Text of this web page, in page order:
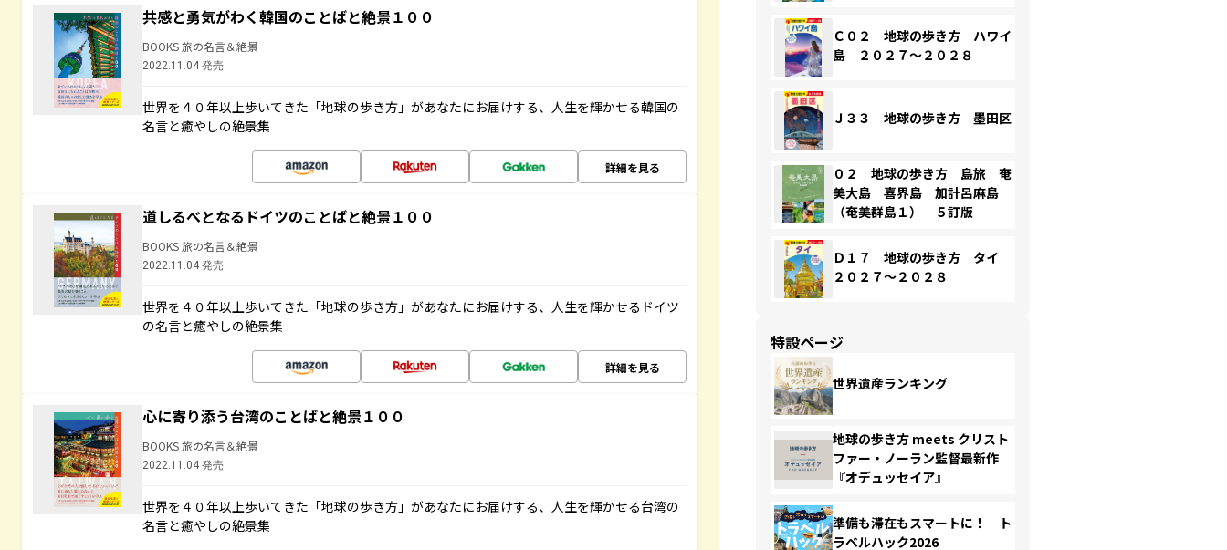
共感と勇気がわく韓国のことばと絶景１００
BOOKS 旅の名言＆絶景
2022.11.04 発売
世界を４０年以上歩いてきた「地球の歩き方」があなたにお届けする、人生を輝かせる韓国の
名言と癒やしの絶景集
詳細を見る
道しるべとなるドイツのことばと絶景１００
BOOKS 旅の名言＆絶景
2022.11.04 発売
世界を４０年以上歩いてきた「地球の歩き方」があなたにお届けする、人生を輝かせるドイツ
の名言と癒やしの絶景集
詳細を見る
心に寄り添う台湾のことばと絶景１００
BOOKS 旅の名言＆絶景
2022.11.04 発売
世界を４０年以上歩いてきた「地球の歩き方」があなたにお届けする、人生を輝かせる台湾の
名言と癒やしの絶景集
Ｃ０２ 地球の歩き方 ハワイ
島 ２０２７～２０２８
Ｊ３３ 地球の歩き方 墨田区
０２ 地球の歩き方 島旅 奄
美大島 喜界島 加計呂麻島
（奄美群島１） ５訂版
Ｄ１７ 地球の歩き方 タイ
２０２７～２０２８
特設ページ
世界遺産ランキング
地球の歩き方 meets クリスト
ファー・ノーラン監督最新作
『オデュッセイア』
準備も滞在もスマートに！ ト
ラベルハック2026